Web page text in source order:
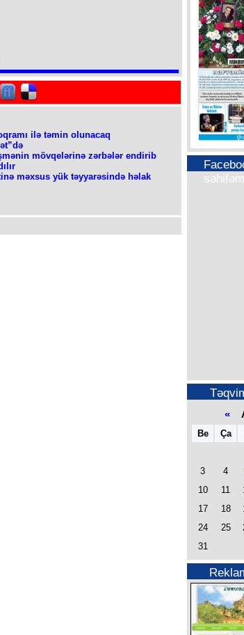
ilə təmin olunacaq
mövqelərinə zərbələr endirib
məxsus yük təyyarəsində həlak
«
Be Ça
3
4
10
11
17
18
24
25
31